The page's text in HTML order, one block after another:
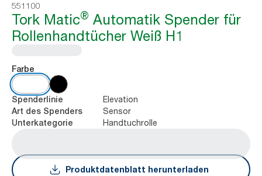
551100
Tork Matic® Automatik Spender für
Rollenhandtücher Weiß H1
Farbe
Spenderlinie Elevation
Art des Spenders Sensor
Unterkategorie Handtuchrolle
Produktdatenblatt herunterladen